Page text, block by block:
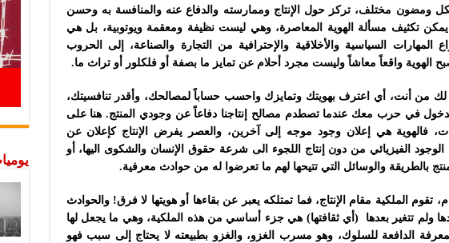
ومضون مختلف، تركز حول الإنتاج وممارسته والدفاع عنه والمنافسة به وحسن
يمكن تكثيف مسألة الهوية المعاصرة، وهي ليست نظيفة ومعقمة ويوتوبية، بل هي
السياسية والأخلاقية والإحترافية من التجارة والصناعة، إلى الحروب
الهوية واقعاً معاشاً وليست مجرد أحلام عن تمايز ما بصفة أو فلكلور أو تراث ما.
لك من أنت، أي اعترف بهويتك وتمايزك واحسب حساباً لمصالحك، وأقدر تنافسيتك،
في حرب معك عندما تصطدم مصالح إنتاجنا دفاعاً عن وجودي المنتج. هنا على
فالهوية هي إعلان وجود موجه إلى آخرين، والعصر يفرض الإنتاج كإعلان عن
الفيزيائي من دون إنتاج اللجوء الى شرعة حقوق الإنسان والشكوى اليها، أو
بالطريقة والوسائل التي تتيحها لهم ما تعرضوا له من حوادث معرفية.
تقوم الملكية مقام الإنتاج، فما تمتلكه يعبر عن بقاءها أو هويتها لا فرق! والحوادث
ولم تتغير بعدها (أي ثقافتها) هي جزء أساسي من هذه الملكية، وهي ما يجعل لها
الدافعة للسلوك، وهو مسرب الغزو، والغزو بطبيعته لا يحتاج إلى سبب فهو